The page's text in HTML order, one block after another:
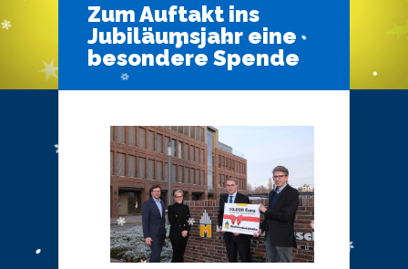
Zum Auftakt ins
Jubiläumsjahr eine
besondere Spende